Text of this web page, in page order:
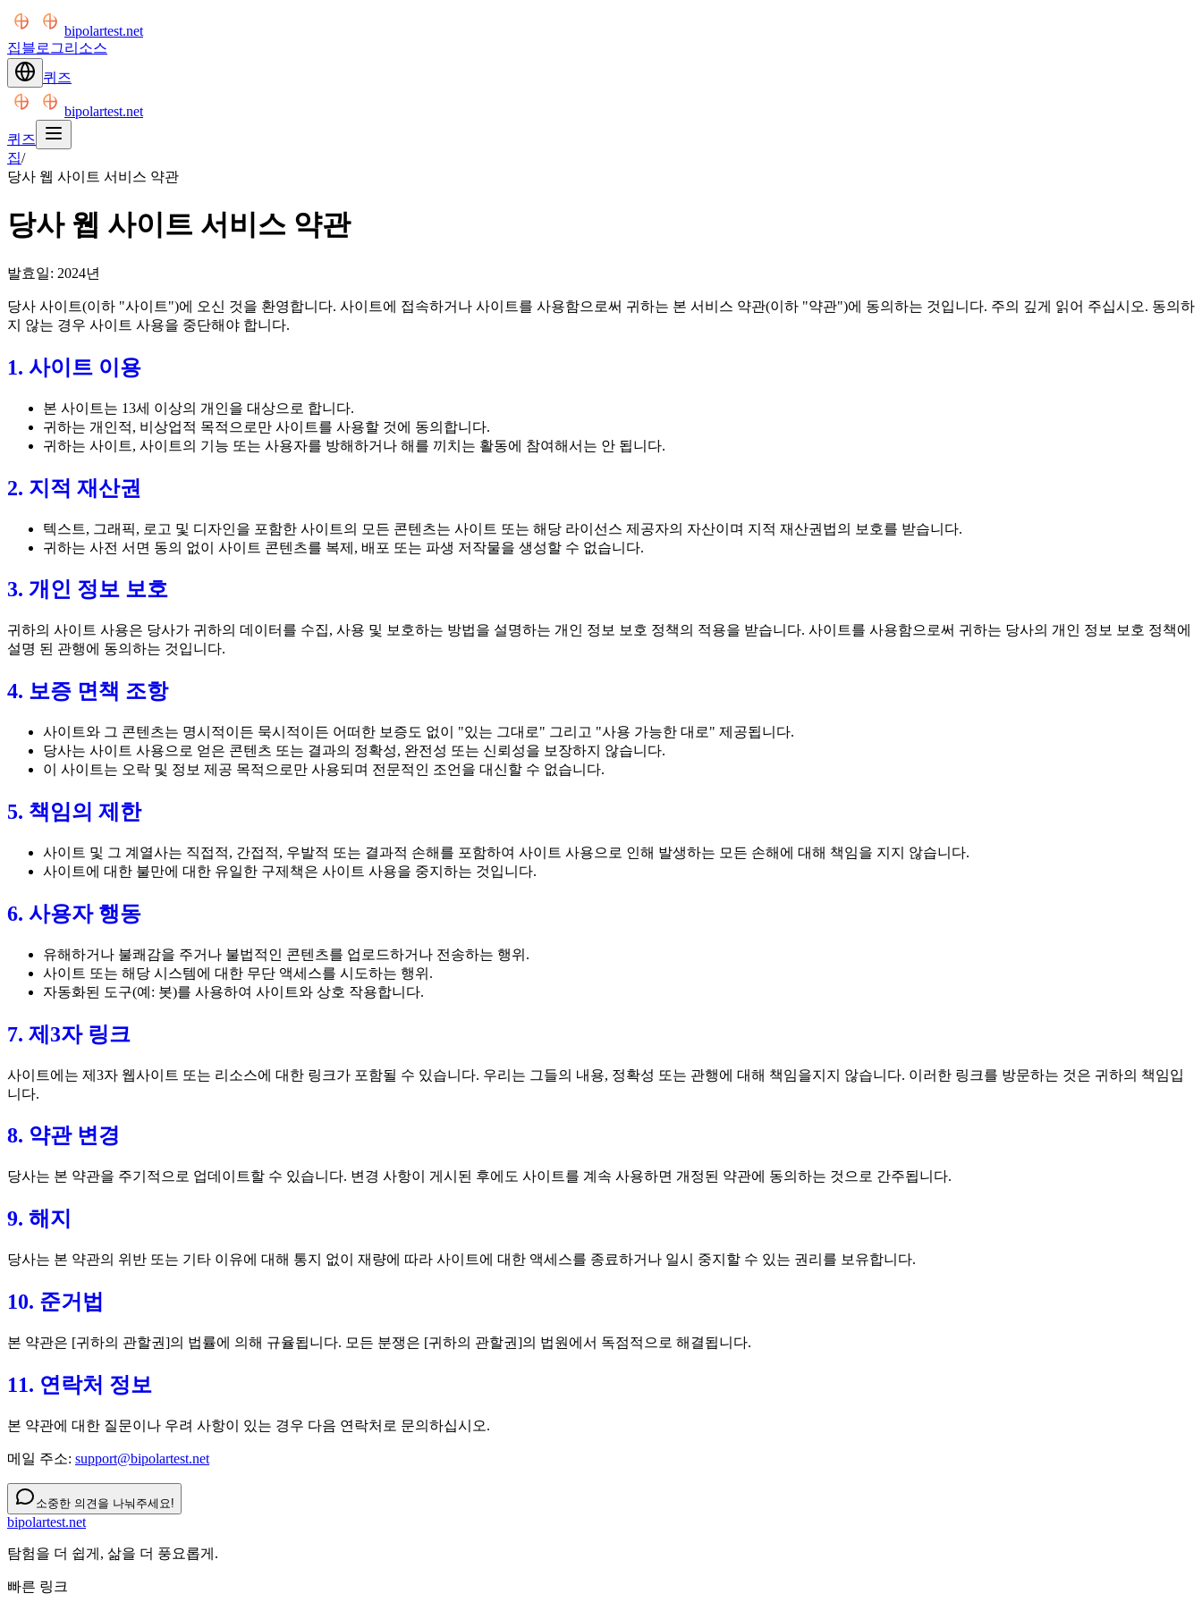
bipolartest.net
집블로그리소스
퀴즈
bipolartest.net
퀴즈
집/
당사 웹 사이트 서비스 약관
당사 웹 사이트 서비스 약관
발효일: 2024년
당사 사이트(이하 "사이트")에 오신 것을 환영합니다. 사이트에 접속하거나 사이트를 사용함으로써 귀하는 본 서비스 약관(이하 "약관")에 동의하는 것입니다. 주의 깊게 읽어 주십시오. 동의하
지 않는 경우 사이트 사용을 중단해야 합니다.
1. 사이트 이용
본 사이트는 13세 이상의 개인을 대상으로 합니다.
귀하는 개인적, 비상업적 목적으로만 사이트를 사용할 것에 동의합니다.
귀하는 사이트, 사이트의 기능 또는 사용자를 방해하거나 해를 끼치는 활동에 참여해서는 안 됩니다.
2. 지적 재산권
텍스트, 그래픽, 로고 및 디자인을 포함한 사이트의 모든 콘텐츠는 사이트 또는 해당 라이선스 제공자의 자산이며 지적 재산권법의 보호를 받습니다.
귀하는 사전 서면 동의 없이 사이트 콘텐츠를 복제, 배포 또는 파생 저작물을 생성할 수 없습니다.
3. 개인 정보 보호
귀하의 사이트 사용은 당사가 귀하의 데이터를 수집, 사용 및 보호하는 방법을 설명하는 개인 정보 보호 정책의 적용을 받습니다. 사이트를 사용함으로써 귀하는 당사의 개인 정보 보호 정책에
설명 된 관행에 동의하는 것입니다.
4. 보증 면책 조항
사이트와 그 콘텐츠는 명시적이든 묵시적이든 어떠한 보증도 없이 "있는 그대로" 그리고 "사용 가능한 대로" 제공됩니다.
당사는 사이트 사용으로 얻은 콘텐츠 또는 결과의 정확성, 완전성 또는 신뢰성을 보장하지 않습니다.
이 사이트는 오락 및 정보 제공 목적으로만 사용되며 전문적인 조언을 대신할 수 없습니다.
5. 책임의 제한
사이트 및 그 계열사는 직접적, 간접적, 우발적 또는 결과적 손해를 포함하여 사이트 사용으로 인해 발생하는 모든 손해에 대해 책임을 지지 않습니다.
사이트에 대한 불만에 대한 유일한 구제책은 사이트 사용을 중지하는 것입니다.
6. 사용자 행동
유해하거나 불쾌감을 주거나 불법적인 콘텐츠를 업로드하거나 전송하는 행위.
사이트 또는 해당 시스템에 대한 무단 액세스를 시도하는 행위.
자동화된 도구(예: 봇)를 사용하여 사이트와 상호 작용합니다.
7. 제3자 링크
사이트에는 제3자 웹사이트 또는 리소스에 대한 링크가 포함될 수 있습니다. 우리는 그들의 내용, 정확성 또는 관행에 대해 책임을지지 않습니다. 이러한 링크를 방문하는 것은 귀하의 책임입
니다.
8. 약관 변경
당사는 본 약관을 주기적으로 업데이트할 수 있습니다. 변경 사항이 게시된 후에도 사이트를 계속 사용하면 개정된 약관에 동의하는 것으로 간주됩니다.
9. 해지
당사는 본 약관의 위반 또는 기타 이유에 대해 통지 없이 재량에 따라 사이트에 대한 액세스를 종료하거나 일시 중지할 수 있는 권리를 보유합니다.
10. 준거법
본 약관은 [귀하의 관할권]의 법률에 의해 규율됩니다. 모든 분쟁은 [귀하의 관할권]의 법원에서 독점적으로 해결됩니다.
11. 연락처 정보
본 약관에 대한 질문이나 우려 사항이 있는 경우 다음 연락처로 문의하십시오.
메일 주소: support@bipolartest.net
소중한 의견을 나눠주세요!
bipolartest.net
탐험을 더 쉽게, 삶을 더 풍요롭게.
빠른 링크